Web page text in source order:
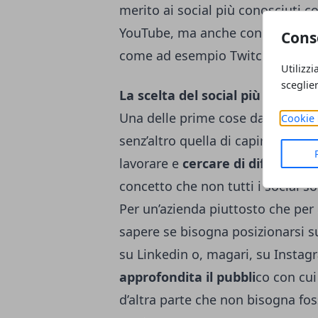
Cookie
merito ai social più conosciuti
YouTube, ma anche con altre
come ad esempio Twitch, oppure
La scelta del social più adatto
Una delle prime cose da fare
senz’altro quella di capire
lavorare e cercare di
concetto che non tutti i social
Per un’azienda piuttosto che
sapere se bisogna posizionarsi
su Linkedin o, magari, su
approfondita il pubblico con
d’altra parte che non bisogna